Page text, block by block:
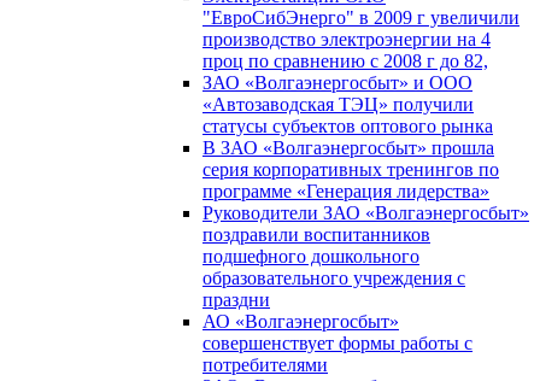
"ЕвроСибЭнерго" в 2009 г увеличили
производство электроэнергии на 4
проц по сравнению с 2008 г до 82,
ЗАО «Волгаэнергосбыт» и ООО
«Автозаводская ТЭЦ» получили
статусы субъектов оптового рынка
В ЗАО «Волгаэнергосбыт» прошла
серия корпоративных тренингов по
программе «Генерация лидерства»
Руководители ЗАО «Волгаэнергосбыт»
поздравили воспитанников
подшефного дошкольного
образовательного учреждения с
праздни
АО «Волгаэнергосбыт»
совершенствует формы работы с
потребителями